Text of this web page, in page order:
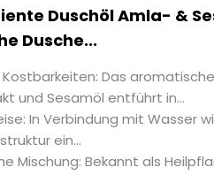
Duschöl Amla- &
Dusche...
Das
und Sesamöl entführt in...
In Verbindung mit Wasser
ein...
Mischung: Bekannt als